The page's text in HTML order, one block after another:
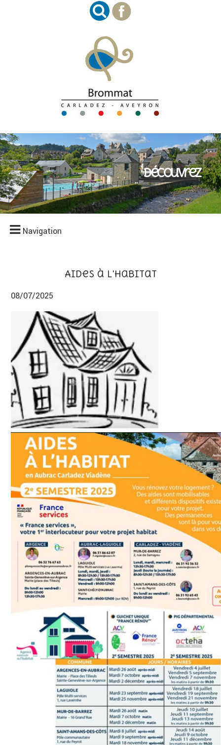
Découvrez
Imaginez
Succombez
Navigation
Aides à l'habitat
08/07/2025